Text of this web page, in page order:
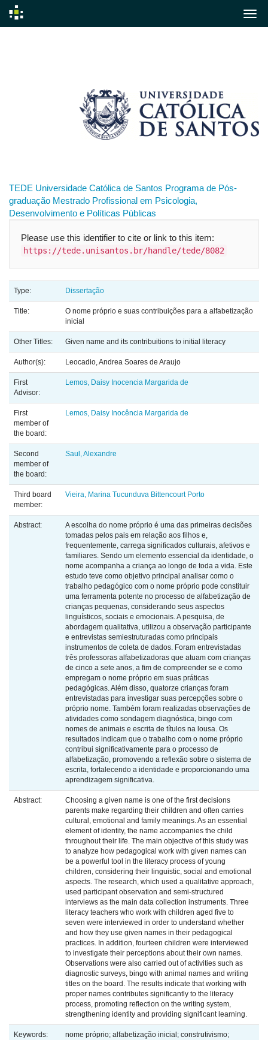
TEDE Universidade Católica de Santos Programa de Pós-
graduação Mestrado Profissional em Psicologia,
Desenvolvimento e Políticas Públicas
Please use this identifier to cite or link to this item:
https://tede.unisantos.br/handle/tede/8082
Type: Dissertação
Title:
O nome próprio e suas contribuições para a alfabetização
inicial
Other Titles: Given name and its contribuitions to initial literacy
Author(s): Leocadio, Andrea Soares de Araujo
First
Advisor:
Lemos, Daisy Inocencia Margarida de
First
member of
the board:
Lemos, Daisy Inocência Margarida de
Second
member of
the board:
Saul, Alexandre
Third board
member:
Vieira, Marina Tucunduva Bittencourt Porto
Abstract:
A escolha do nome próprio é uma das primeiras decisões
tomadas pelos pais em relação aos filhos e,
frequentemente, carrega significados culturais, afetivos e
familiares. Sendo um elemento essencial da identidade, o
nome acompanha a criança ao longo de toda a vida. Este
estudo teve como objetivo principal analisar como o
trabalho pedagógico com o nome próprio pode constituir
uma ferramenta potente no processo de alfabetização de
crianças pequenas, considerando seus aspectos
linguísticos, sociais e emocionais. A pesquisa, de
abordagem qualitativa, utilizou a observação participante
e entrevistas semiestruturadas como principais
instrumentos de coleta de dados. Foram entrevistadas
três professoras alfabetizadoras que atuam com crianças
de cinco a sete anos, a fim de compreender se e como
empregam o nome próprio em suas práticas
pedagógicas. Além disso, quatorze crianças foram
entrevistadas para investigar suas percepções sobre o
próprio nome. Também foram realizadas observações de
atividades como sondagem diagnóstica, bingo com
nomes de animais e escrita de títulos na lousa. Os
resultados indicam que o trabalho com o nome próprio
contribui significativamente para o processo de
alfabetização, promovendo a reflexão sobre o sistema de
escrita, fortalecendo a identidade e proporcionando uma
aprendizagem significativa.
Abstract:
Choosing a given name is one of the first decisions
parents make regarding their children and often carries
cultural, emotional and family meanings. As an essential
element of identity, the name accompanies the child
throughout their life. The main objective of this study was
to analyze how pedagogical work with given names can
be a powerful tool in the literacy process of young
children, considering their linguistic, social and emotional
aspects. The research, which used a qualitative approach,
used participant observation and semi-structured
interviews as the main data collection instruments. Three
literacy teachers who work with children aged five to
seven were interviewed in order to understand whether
and how they use given names in their pedagogical
practices. In addition, fourteen children were interviewed
to investigate their perceptions about their own names.
Observations were also carried out of activities such as
diagnostic surveys, bingo with animal names and writing
titles on the board. The results indicate that working with
proper names contributes significantly to the literacy
process, promoting reflection on the writing system,
strengthening identity and providing significant learning.
Keywords:
nome próprio; alfabetização inicial; construtivismo;